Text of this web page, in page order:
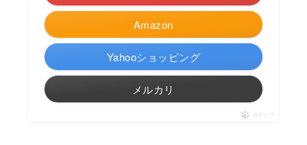
Amazon
Yahooショッピング
メルカリ
ポチップ